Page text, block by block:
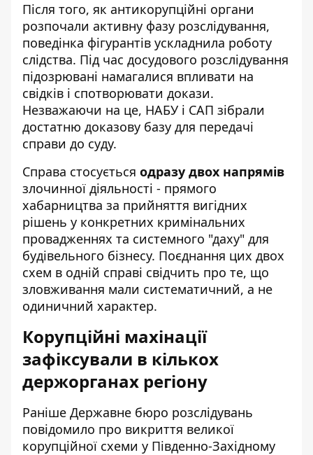
Після того, як антикорупційні органи
розпочали активну фазу розслідування,
поведінка фігурантів ускладнила роботу
слідства. Під час досудового розслідування
підозрювані намагалися впливати на
свідків і спотворювати докази.
Незважаючи на це, НАБУ і САП зібрали
достатню доказову базу для передачі
справи до суду.
Справа стосується одразу двох напрямів
злочинної діяльності - прямого
хабарництва за прийняття вигідних
рішень у конкретних кримінальних
провадженнях та системного "даху" для
будівельного бізнесу. Поєднання цих двох
схем в одній справі свідчить про те, що
зловживання мали систематичний, а не
одиничний характер.
Корупційні махінації
зафіксували в кількох
держорганах регіону
Раніше Державне бюро розслідувань
повідомило про викриття великої
корупційної схеми у Південно-Західному